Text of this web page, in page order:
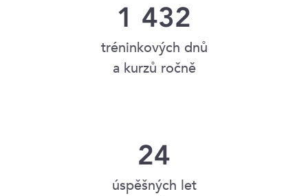
1 432
tréninkových dnů
a kurzů ročně
24
úspěšných let